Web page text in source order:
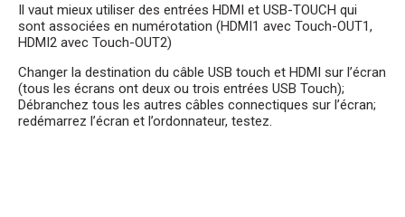
Il vaut mieux utiliser des entrées HDMI et USB-TOUCH qui
sont associées en numérotation (HDMI1 avec Touch-OUT1,
HDMI2 avec Touch-OUT2)
Changer la destination du câble USB touch et HDMI sur l’écran
(tous les écrans ont deux ou trois entrées USB Touch);
Débranchez tous les autres câbles connectiques sur l’écran;
redémarrez l’écran et l’ordonnateur, testez.